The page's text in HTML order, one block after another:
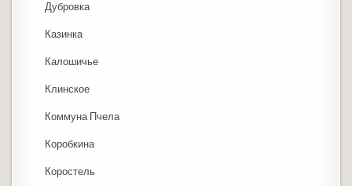
Дубровка
Казинка
Калошичье
Клинское
Коммуна Пчела
Коробкина
Коростель